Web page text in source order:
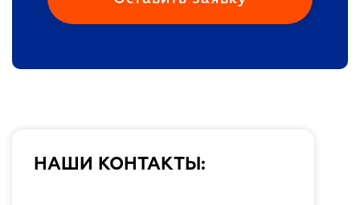
НАШИ КОНТАКТЫ: